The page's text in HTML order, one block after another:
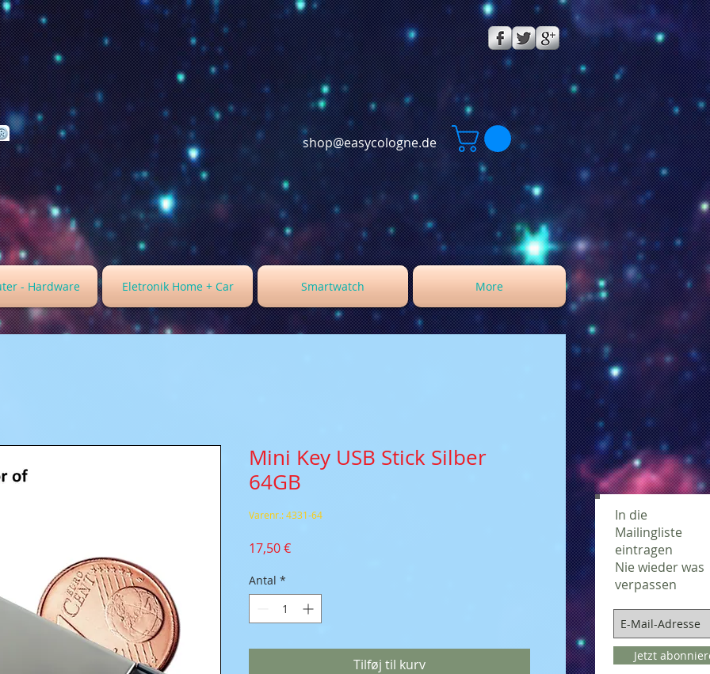
shop@easycologne.de
- Hardware Eletronik Home + Car Smartwatch More
Mini Key USB Stick Silber
64GB
Varenr.: 4331-64
17,50 €Pris
Antal *
Tilføj til kurv
In die
Mailingliste
eintragen
Nie wieder was
verpassen
Jetzt